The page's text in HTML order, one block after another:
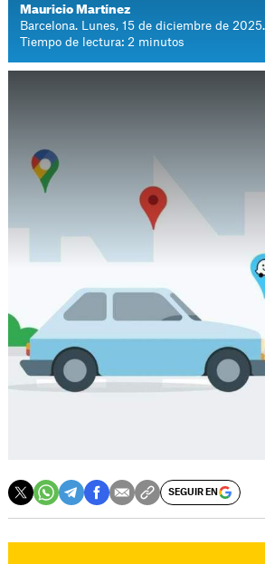
Mauricio Martínez
Barcelona. Lunes, 15 de diciembre de
Tiempo de lectura: 2 minutos
SEGUIR EN